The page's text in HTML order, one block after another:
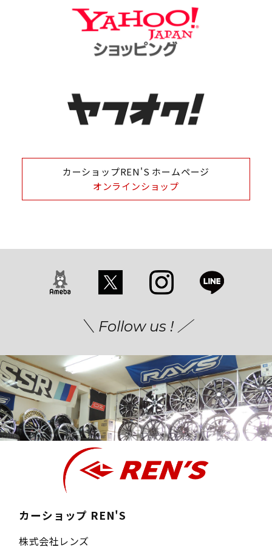
カーショップREN'S ホームページ
オンラインショップ
＼ Follow us ! ／
カーショップ REN'S
株式会社レンズ